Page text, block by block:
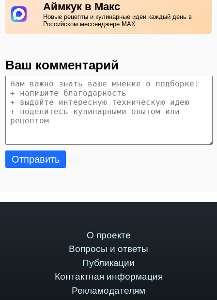
Аймкук в Макс
Новые рецепты и кулинарные идеи каждый день в
Российском мессенджере MAX
Ваш комментарий
Отправить
О проекте
Вопросы и ответы
Публикации
Контактная информация
Рекламодателям